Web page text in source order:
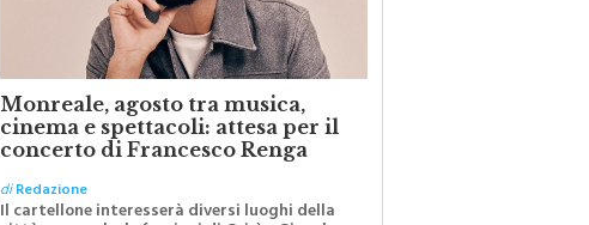
Monreale, agosto tra musica,
cinema e spettacoli: attesa per il
concerto di Francesco Renga
diRedazione